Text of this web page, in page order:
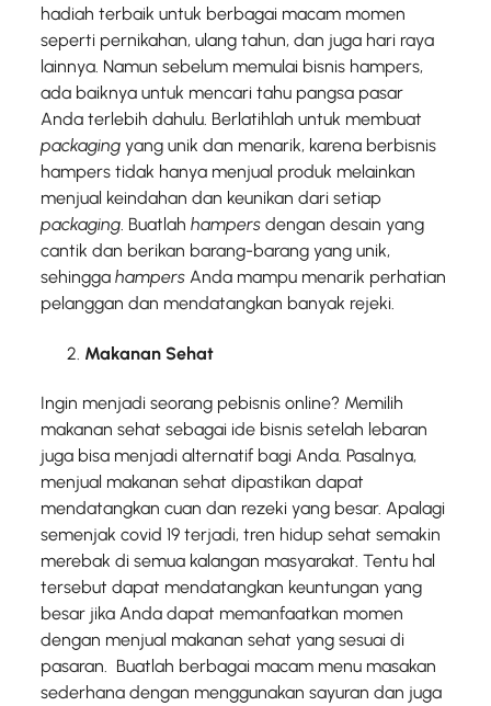
hadiah terbaik untuk berbagai macam momen
seperti pernikahan, ulang tahun, dan juga hari raya
lainnya. Namun sebelum memulai bisnis hampers,
ada baiknya untuk mencari tahu pangsa pasar
Anda terlebih dahulu. Berlatihlah untuk membuat
packaging yang unik dan menarik, karena berbisnis
hampers tidak hanya menjual produk melainkan
menjual keindahan dan keunikan dari setiap
packaging. Buatlahhampersdengan desain yang
cantik dan berikan barang-barang yang unik,
sehinggahampers Anda mampu menarik perhatian
pelanggan dan mendatangkan banyak rejeki.
Makanan Sehat
Ingin menjadi seorang pebisnis online? Memilih
makanan sehat sebagai ide bisnis setelah lebaran
juga bisa menjadi alternatif bagi Anda. Pasalnya,
menjual makanan sehat dipastikan dapat
mendatangkan cuan dan rezeki yang besar. Apalagi
semenjak covid 19 terjadi, tren hidup sehat semakin
merebak di semua kalangan masyarakat. Tentu hal
tersebut dapat mendatangkan keuntungan yang
besar jika Anda dapat memanfaatkan momen
dengan menjual makanan sehat yang sesuai di
pasaran. Buatlah berbagai macam menu masakan
sederhana dengan menggunakan sayuran dan juga